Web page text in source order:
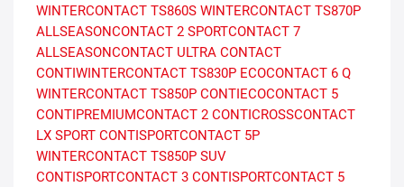
WINTERCONTACT TS860S WINTERCONTACT TS870P
ALLSEASONCONTACT 2 SPORTCONTACT 7
ALLSEASONCONTACT ULTRA CONTACT
CONTIWINTERCONTACT TS830P ECOCONTACT 6 Q
WINTERCONTACT TS850P CONTIECOCONTACT 5
CONTIPREMIUMCONTACT 2 CONTICROSSCONTACT
LX SPORT CONTISPORTCONTACT 5P
WINTERCONTACT TS850P SUV
CONTISPORTCONTACT 3 CONTISPORTCONTACT 5